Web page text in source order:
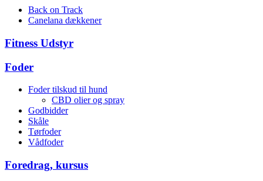
Back on Track
Canelana dækkener
Fitness Udstyr
Foder
Foder tilskud til hund
CBD olier og spray
Godbidder
Skåle
Tørfoder
Vådfoder
Foredrag, kursus